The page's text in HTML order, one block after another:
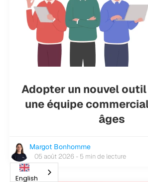
Adopter un nouvel outil
une équipe
âges
Margot Bonhomme
05 août 2026 - 5 min de lecture
English